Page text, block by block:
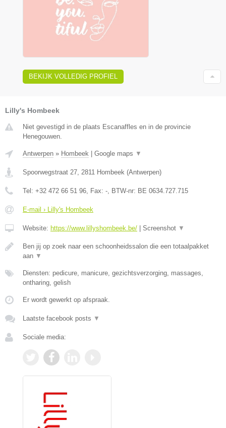
BEKIJK VOLLEDIG PROFIEL
Lilly's Hombeek
Niet gevestigd in de plaats Escanaffles en in de provincie
Henegouwen.
Antwerpen » Hombeek Google maps ▼
Spoorwegstraat 27 2811 Hombeek (Antwerpen)
Tel: +32 472 66 51 96 , Fax: - , BTW-nr: BE 0634.727.715
E-mail › Lilly's Hombeek
Website: https://www.lillyshombeek.be/ Screenshot ▼
Ben jij op zoek naar een schoonheidssalon die een totaalpakket
aan ▼
Diensten: pedicure, manicure, gezichtsverzorging, massages,
ontharing, gelish
Er wordt gewerkt op afspraak.
Laatste facebook posts ▼
Sociale media: